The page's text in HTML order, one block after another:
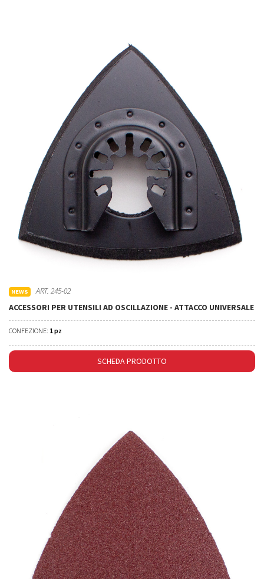
NEWS
ART. 245-02
ACCESSORI PER UTENSILI AD OSCILLAZIONE - ATTACCO UNIVERSALE
CONFEZIONE: 1 pz
SCHEDA PRODOTTO